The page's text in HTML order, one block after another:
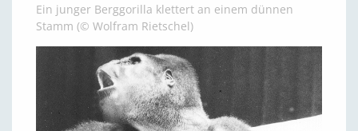
Ein junger Berggorilla klettert an einem dünnen
Stamm (© Wolfram Rietschel)